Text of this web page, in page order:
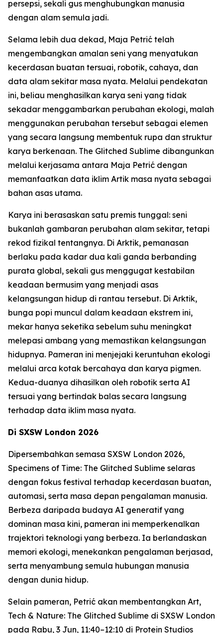
persepsi, sekali gus menghubungkan manusia
dengan alam semula jadi.
Selama lebih dua dekad, Maja Petrić telah
mengembangkan amalan seni yang menyatukan
kecerdasan buatan tersuai, robotik, cahaya, dan
data alam sekitar masa nyata. Melalui pendekatan
ini, beliau menghasilkan karya seni yang tidak
sekadar menggambarkan perubahan ekologi, malah
menggunakan perubahan tersebut sebagai elemen
yang secara langsung membentuk rupa dan struktur
karya berkenaan. The Glitched Sublime dibangunkan
melalui kerjasama antara Maja Petrić dengan
memanfaatkan data iklim Artik masa nyata sebagai
bahan asas utama.
Karya ini berasaskan satu premis tunggal: seni
bukanlah gambaran perubahan alam sekitar, tetapi
rekod fizikal tentangnya. Di Arktik, pemanasan
berlaku pada kadar dua kali ganda berbanding
purata global, sekali gus menggugat kestabilan
keadaan bermusim yang menjadi asas
kelangsungan hidup di rantau tersebut. Di Arktik,
bunga popi muncul dalam keadaan ekstrem ini,
mekar hanya seketika sebelum suhu meningkat
melepasi ambang yang memastikan kelangsungan
hidupnya. Pameran ini menjejaki keruntuhan ekologi
melalui arca kotak bercahaya dan karya pigmen.
Kedua-duanya dihasilkan oleh robotik serta AI
tersuai yang bertindak balas secara langsung
terhadap data iklim masa nyata.
Di SXSW London 2026
Dipersembahkan semasa SXSW London 2026,
Specimens of Time: The Glitched Sublime selaras
dengan fokus festival terhadap kecerdasan buatan,
automasi, serta masa depan pengalaman manusia.
Berbeza daripada budaya AI generatif yang
dominan masa kini, pameran ini memperkenalkan
trajektori teknologi yang berbeza. Ia berlandaskan
memori ekologi, menekankan pengalaman berjasad,
serta menyambung semula hubungan manusia
dengan dunia hidup.
Selain pameran, Petrić akan membentangkan Art,
Tech & Nature: The Glitched Sublime di SXSW London
pada Rabu, 3 Jun, 11:40–12:10 di Protein Studios